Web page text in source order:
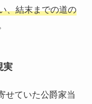
、結末までの道の
実
せていた公爵家当